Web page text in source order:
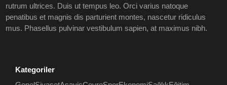
rutrum ultrices. Duis ut tempus leo. Orci varius natoque
penatibus et magnis dis parturient montes, nascetur ridiculus
mus. Phasellus pulvinar vestibulum sapien, at maximus nibh.
Kategoriler